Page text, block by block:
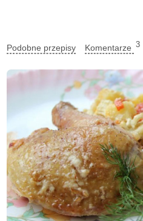
Podobne przepisy Komentarze 3